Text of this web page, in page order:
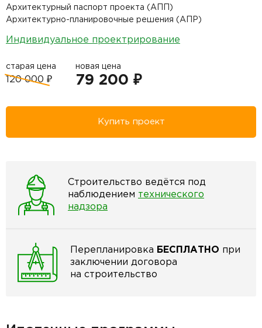
Архитектурный паспорт проекта (АПП)
Архитектурно-планировочные решения (АПР)
Индивидуальное проектрирование
старая цена
120 000 ₽
новая цена
79 200 ₽
Купить проект
Строительство ведётся под
наблюдением технического
надзора
Перепланировка БЕСПЛАТНО при
заключении договора
на строительство